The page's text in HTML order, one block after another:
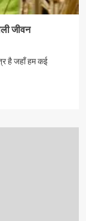
जीवन
है जहाँ हम कई